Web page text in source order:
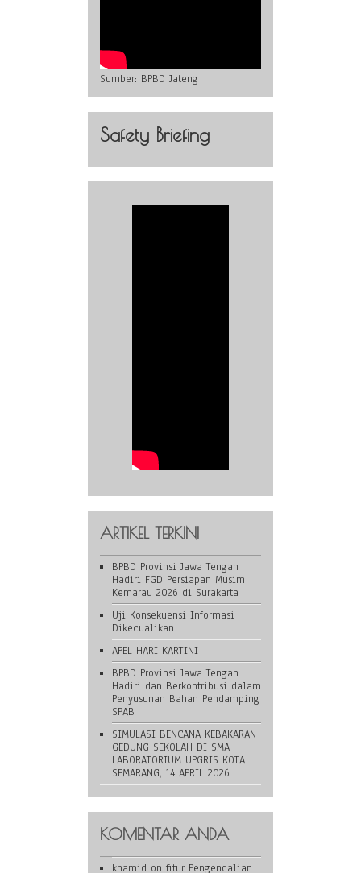
Sumber: BPBD Jateng
Safety Briefing
ARTIKEL TERKINI
BPBD Provinsi Jawa Tengah
Hadiri FGD Persiapan Musim
Kemarau 2026 di Surakarta
Uji Konsekuensi Informasi
Dikecualikan
APEL HARI KARTINI
BPBD Provinsi Jawa Tengah
Hadiri dan Berkontribusi dalam
Penyusunan Bahan Pendamping
SPAB
SIMULASI BENCANA KEBAKARAN
GEDUNG SEKOLAH DI SMA
LABORATORIUM UPGRIS KOTA
SEMARANG, 14 APRIL 2026
KOMENTAR ANDA
khamid on fitur Pengendalian